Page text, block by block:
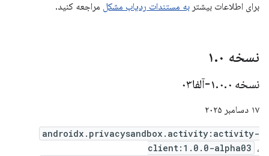
برای اطلاعات بیشتر به مستندات ردیاب مشکل مراجعه کنید.
نسخه ۱ .۰
نسخه ۱ .۰.۰-آلفا۰۳
۱۷ دسامبر ۲۰۲۵
androidx.privacysandbox.activity:activity-
client:1.0.0-alpha03 ،